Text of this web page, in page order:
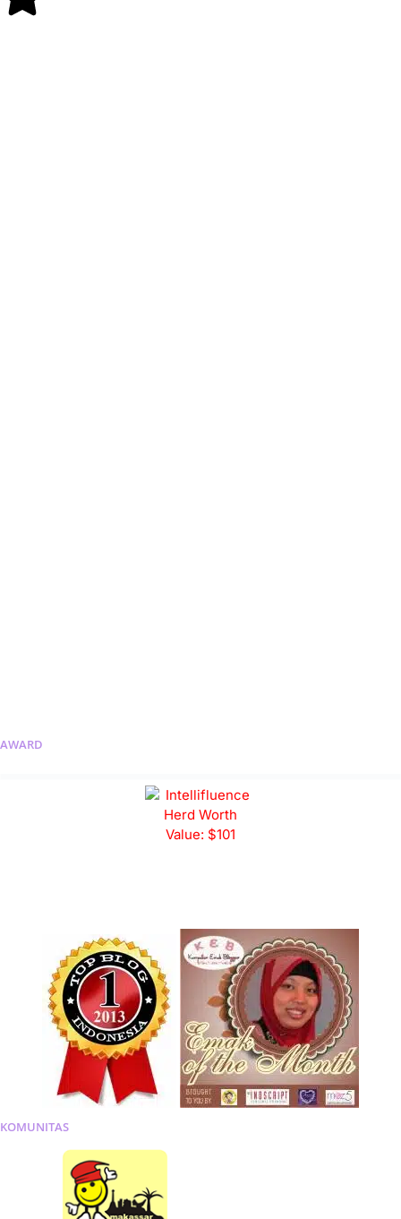
AWARD
KOMUNITAS